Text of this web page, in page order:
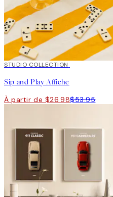
50%*
STUDIO COLLECTION
Sip and Play Affiche
À partir de $26.98$53.95